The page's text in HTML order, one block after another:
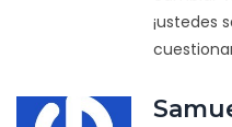
¡ustedes